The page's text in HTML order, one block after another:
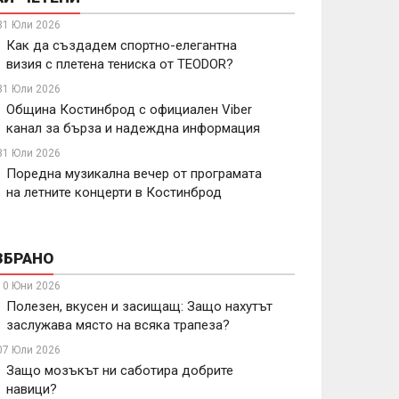
Юли 2026
Как да създадем спортно-елегантна
визия с плетена тениска от TEODOR?
Юли 2026
Община Костинброд с официален Viber
канал за бърза и надеждна информация
Юли 2026
Поредна музикална вечер от програмата
на летните концерти в Костинброд
Юни 2026
Полезен, вкусен и засищащ: Защо нахутът
заслужава място на всяка трапеза?
Юли 2026
Защо мозъкът ни саботира добрите
навици?